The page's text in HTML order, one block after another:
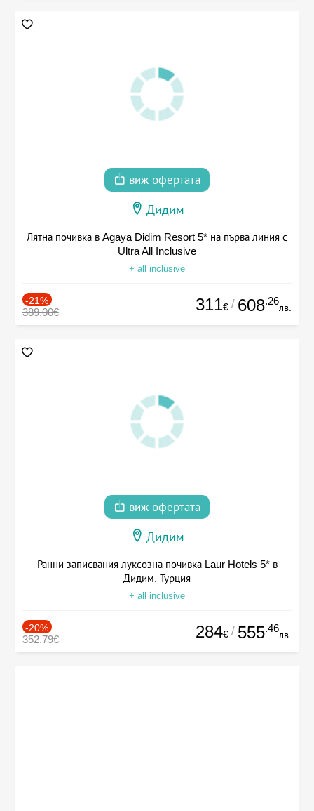
виж офертата
Дидим
Лятна почивка в Agaya Didim Resort 5* на първа линия с
Ultra All Inclusive
+ all inclusive
-21%
389.00€ 311€ / 608.26
лв.
виж офертата
Дидим
Ранни записвания луксозна почивка Laur Hotels 5* в
Дидим, Турция
+ all inclusive
-20%
352.79€ 284€ / 555.46
лв.